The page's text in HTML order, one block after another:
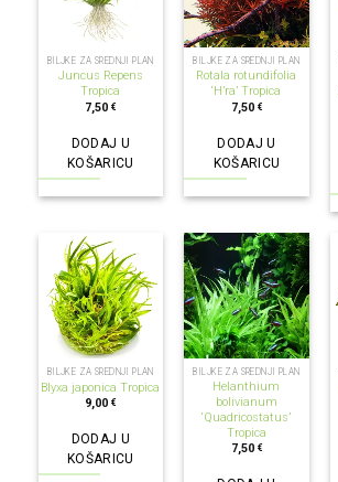
BILJKE ZA SREDNJI PLAN
Juncus Repens
Tropica
7,50€
DODAJ U
KOŠARICU
BILJKE ZA SREDNJI PLAN
Rotala rotundifolia
‘H’ra’ Tropica
7,50 €
DODAJ U
KOŠARICU
BILJKE ZA SREDNJI PLAN
Blyxa japonica Tropica
9,00€
DODAJ U
KOŠARICU
BILJKE ZA SREDNJI PLAN
Helanthium
bolivianum
‘Quadricostatus’
Tropica
7,50 €